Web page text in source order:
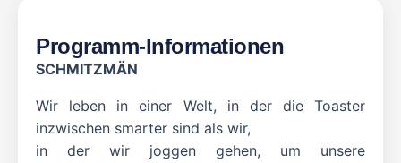
Programm-Informationen
SCHMITZMÄN
Wir leben in einer Welt, in der die Toaster
inzwischen smarter sind als wir,
in der wir joggen gehen, um unsere